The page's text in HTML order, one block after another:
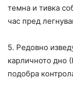
темна и тивка
час пред
5. Редовно
карличното дно
подобра